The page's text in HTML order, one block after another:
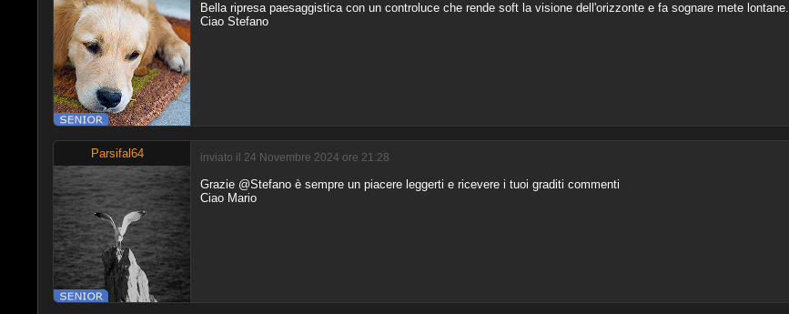
Bella ripresa paesaggistica con un controluce che rende soft la visione dell'orizzonte e fa sognare mete lontane.
Ciao Stefano
Parsifal64 inviato il 24 Novembre 2024 ore 21:28
Grazie @Stefano è sempre un piacere leggerti e ricevere i tuoi graditi commenti
Ciao Mario